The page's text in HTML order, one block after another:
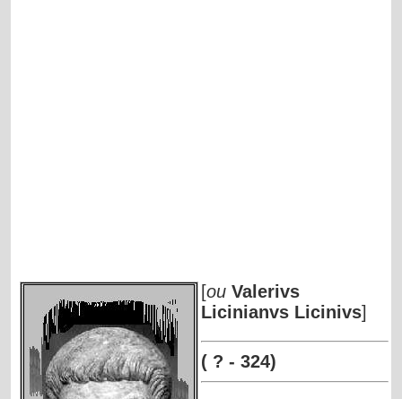
[ou Valerivs
Licinianvs Licinivs]
( ? - 324)